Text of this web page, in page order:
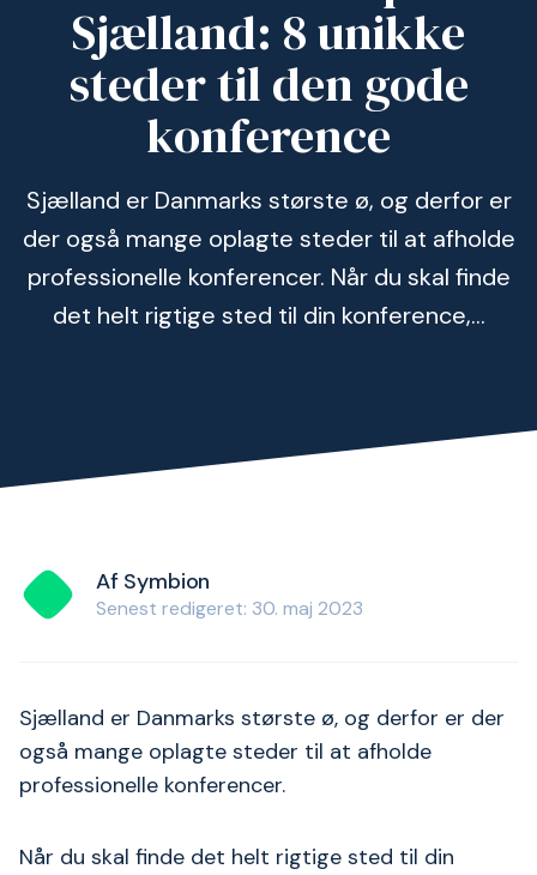
Sjælland: 8 unikke
steder til den gode
konference
Sjælland er Danmarks største ø, og derfor er
der også mange oplagte steder til at afholde
professionelle konferencer. Når du skal finde
det helt rigtige sted til din konference,...
Af Symbion
Senest redigeret: 30. maj 2023
Sjælland er Danmarks største ø, og derfor er der
også mange oplagte steder til at afholde
professionelle konferencer.
Når du skal finde det helt rigtige sted til din